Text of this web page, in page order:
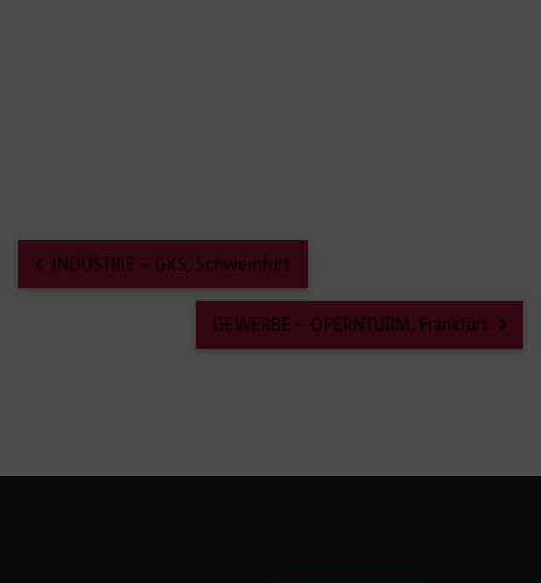
INDUSTRIE – GKS, Schweinfurt
GEWERBE – OPERNTURM, Frankfurt